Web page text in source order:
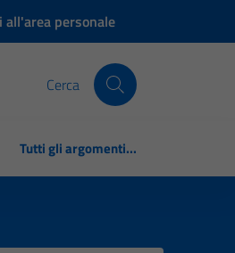
all'area personale
Cerca
Tutti gli argomenti...